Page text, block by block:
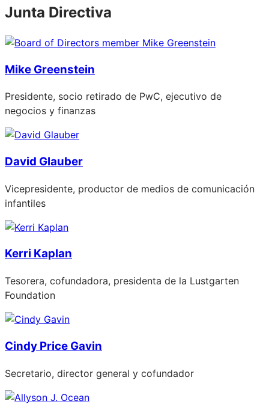
Junta Directiva
Mike Greenstein
Presidente, socio retirado de PwC, ejecutivo de
negocios y finanzas
David Glauber
Vicepresidente, productor de medios de comunicación
infantiles
Kerri Kaplan
Tesorera, cofundadora, presidenta de la Lustgarten
Foundation
Cindy Price Gavin
Secretario, director general y cofundador